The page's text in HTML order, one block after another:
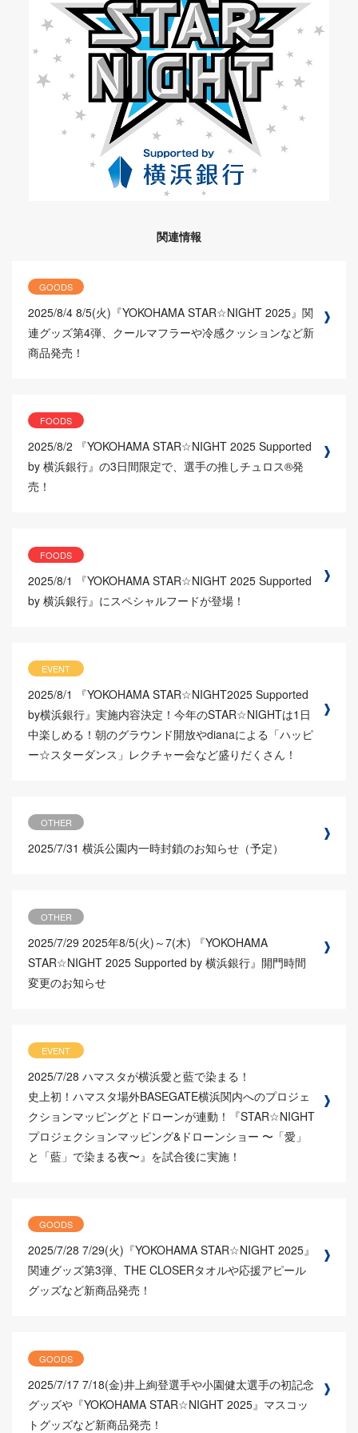
関連情報
GOODS
2025/8/4 8/5(火)『YOKOHAMA STAR☆NIGHT 2025』関
連グッズ第4弾、クールマフラーや冷感クッションなど新
商品発売！
FOODS
2025/8/2
『YOKOHAMA STAR☆NIGHT 2025 Supported
by 横浜銀行』の3日間限定で、選手の推しチュロス®発
売！
FOODS
2025/8/1
『YOKOHAMA STAR☆NIGHT 2025 Supported
by 横浜銀行』にスペシャルフードが登場！
EVENT
2025/8/1
『YOKOHAMA STAR☆NIGHT2025 Supported
by横浜銀行』実施内容決定！今年のSTAR☆NIGHTは1日
中楽しめる！朝のグラウンド開放やdianaによる「ハッピ
ー☆スターダンス」レクチャー会など盛りだくさん！
OTHER
2025/7/31 横浜公園内一時封鎖のお知らせ（予定）
OTHER
2025/7/29 2025年8/5(火)～7(木) 『YOKOHAMA
STAR☆NIGHT 2025 Supported by 横浜銀行』開門時間
変更のお知らせ
EVENT
2025/7/28 ハマスタが横浜愛と藍で染まる！
史上初！ハマスタ場外BASEGATE横浜関内へのプロジェ
クションマッピングとドローンが連動！『STAR☆NIGHT
プロジェクションマッピング&ドローンショー 〜「愛」
と「藍」で染まる夜〜』を試合後に実施！
GOODS
2025/7/28 7/29(火)『YOKOHAMA STAR☆NIGHT 2025』
関連グッズ第3弾、THE CLOSERタオルや応援アピール
グッズなど新商品発売！
GOODS
2025/7/17 7/18(金)井上絢登選手や小園健太選手の初記念
グッズや『YOKOHAMA STAR☆NIGHT 2025』マスコッ
トグッズなど新商品発売！